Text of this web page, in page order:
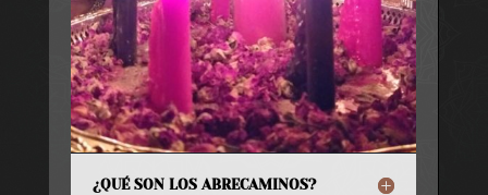
¿QUÉ SON LOS ABRECAMINOS?